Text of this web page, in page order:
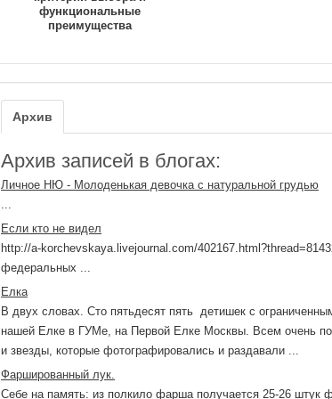
функциональные
преимущества
Архив
Архив записей в блогах:
Личное НЮ - Молоденькая девочка с натуральной грудью
...
Если кто не видел
http://a-korchevskaya.livejournal.com/
федеральных ...
Елка
В двух словах. Сто пятьдесят пять детишек с
нашей Елке в ГУМе, на Первой Елке Москвы. Всем очень
и звезды, которые фотографировались и раздавали ...
Фаршированный лук.
Себе на память: из полкило фарша получается 25-26 штук